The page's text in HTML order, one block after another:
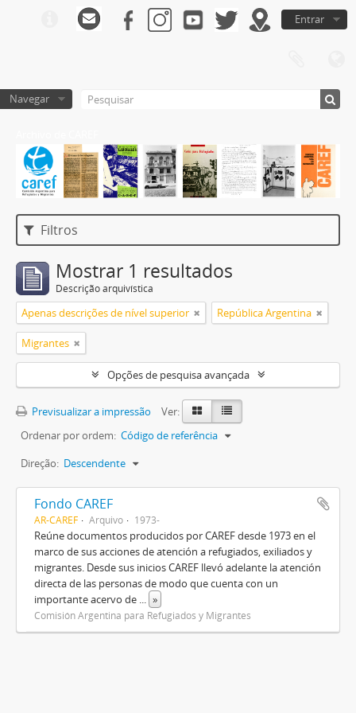
Entrar
Navegar
Filtros
Mostrar 1 resultados
Descrição arquivística
Apenas descrições de nível superior República Argentina
Migrantes
Opções de pesquisa avançada
Previsualizar a impressão
Ver:
Ordenar por ordem: Código de referência
Direção: Descendente
Fondo CAREF
AR-CAREF Arquivo 1973-
Reúne documentos producidos por CAREF desde 1973 en el
marco de sus acciones de atención a refugiados, exiliados y
migrantes. Desde sus inicios CAREF llevó adelante la atención
directa de las personas de modo que cuenta con un
importante acervo de ... »
Comisión Argentina para Refugiados y Migrantes